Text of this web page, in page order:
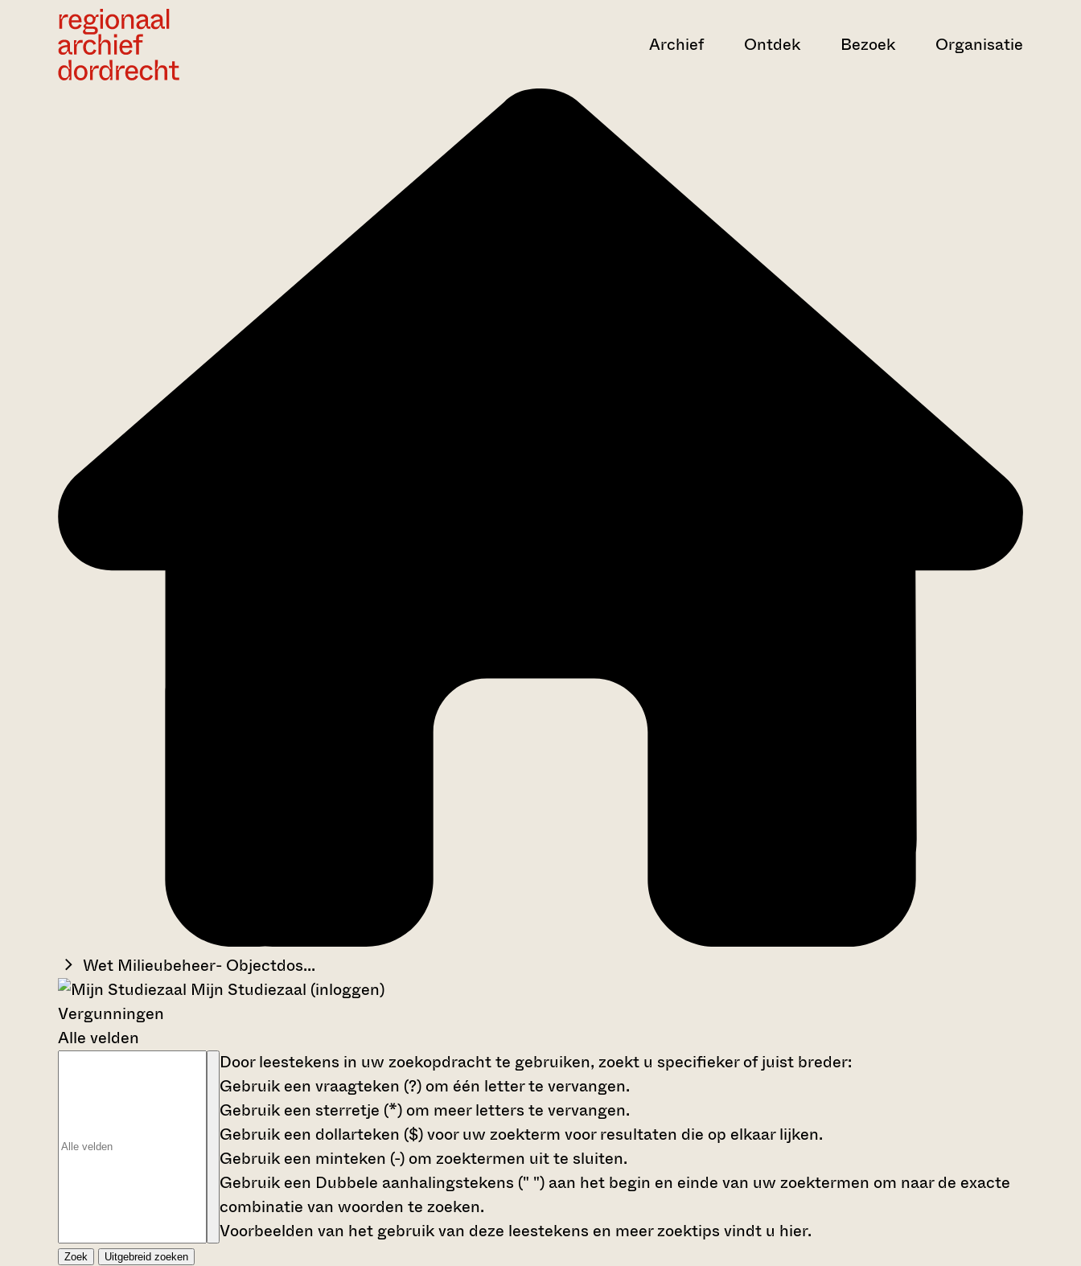
Archief Ontdek Bezoek Organisatie
Wet Milieubeheer- Objectdos...
Mijn Studiezaal (inloggen)
Vergunningen
Alle velden
Door leestekens in uw zoekopdracht te gebruiken, zoekt u specifieker of juist breder:
Gebruik een vraagteken (?) om één letter te vervangen.
Gebruik een sterretje (*) om meer letters te vervangen.
Gebruik een dollarteken ($)voor uw zoekterm voor resultaten die op elkaar lijken.
Gebruik een minteken (-) om zoektermen uit te sluiten.
Gebruik een Dubbele aanhalingstekens (" ") aan het begin en einde van uw zoektermen om naar de exacte
combinatie van woorden te zoeken.
Voorbeelden van het gebruik van deze leestekens en meer zoektips vindt u hier.
Zoek Uitgebreid zoeken